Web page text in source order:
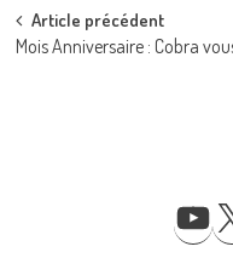
Post
navigation
Article précédent
Mois Anniversaire : Cobra